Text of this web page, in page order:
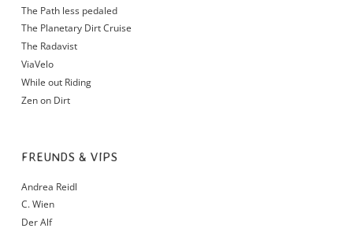
The Path less pedaled
The Planetary Dirt Cruise
The Radavist
ViaVelo
While out Riding
Zen on Dirt
FREUNDS & VIPS
Andrea Reidl
C. Wien
Der Alf